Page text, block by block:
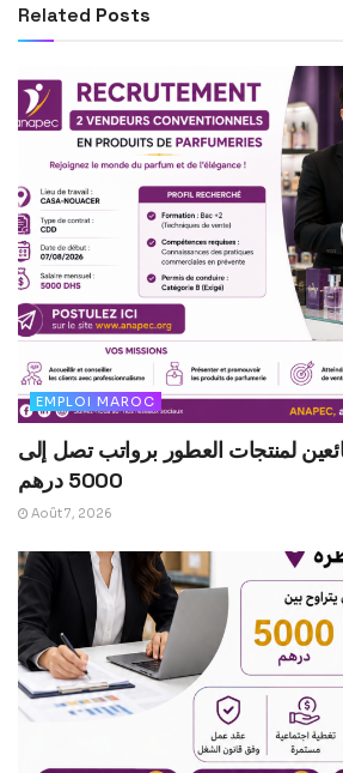
Related Posts
EMPLOI MAROC
لمنتجات العطور برواتب تصل إلى
5000 درهم
Août 7, 2026